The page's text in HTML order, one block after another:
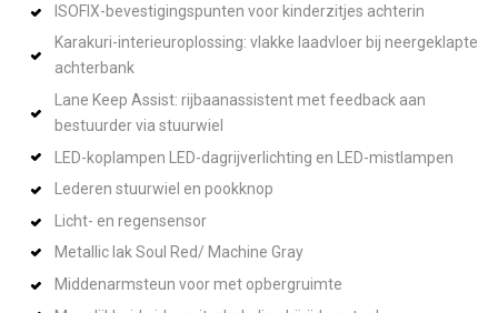
ISOFIX-bevestigingspunten voor kinderzitjes achterin
Karakuri-interieuroplossing: vlakke laadvloer bij neergeklapte
achterbank
Lane Keep Assist: rijbaanassistent met feedback aan
bestuurder via stuurwiel
LED-koplampen LED-dagrijverlichting en LED-mistlampen
Lederen stuurwiel en pookknop
Licht- en regensensor
Metallic lak Soul Red/ Machine Gray
Middenarmsteun voor met opbergruimte